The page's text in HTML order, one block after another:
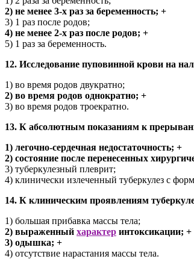
2) не менее 3-х раз за беременность; +
3) 1 раз после родов;
4) не менее 2-х раз после родов; +
5) 1 раз за беременность.
12. Исследование пуповинной крови на
1) во время родов двукратно;
2) во время родов однократно; +
3) во время родов троекратно.
13. К абсолютным показаниям к
1) легочно-сердечная недостаточность; +
2) состояние после перенесенных
3) туберкулезный плеврит;
4) клинически излеченный туберкулез с
14. К клиническим проявлениям
1) большая прибавка массы тела;
2) выраженный характер интоксикации; +
3) одышка; +
4) отсутствие нарастания массы тела.